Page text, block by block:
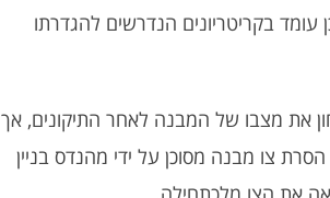
בקריטריונים הנדרשים להגדרתו
את מצבו של המבנה לאחר התיקונים, אך
צו מבנה מסוכן על ידי מהנדס בניין